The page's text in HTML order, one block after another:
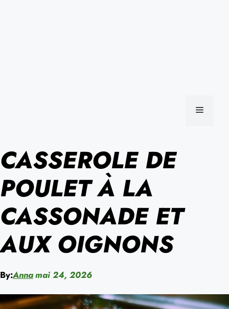
MENU
CASSEROLE DE
POULET À LA
CASSONADE ET
AUX OIGNONS
By:Annamai 24, 2026